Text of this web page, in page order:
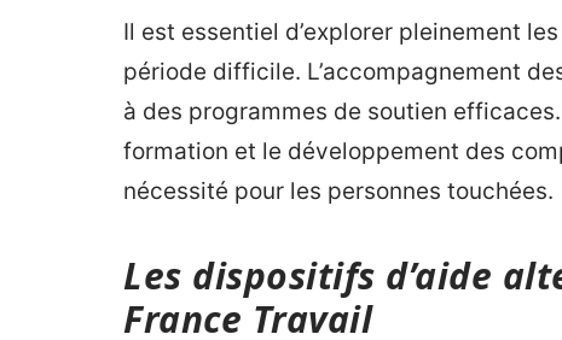
Il est essentiel d’explorer pleinement
période difficile. L’accompagnement
à des programmes de soutien
formation et le développement des
nécessité pour les personnes touchées.
Les dispositifs d’aide
France Travail